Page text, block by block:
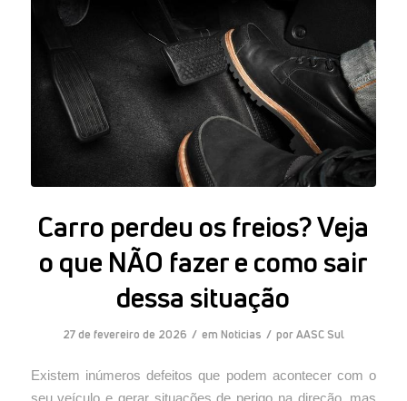
Carro perdeu os freios? Veja
o que NÃO fazer e como sair
dessa situação
27 de fevereiro de 2026 / em Noticias / porAASC Sul
Existem inúmeros defeitos que podem acontecer com o